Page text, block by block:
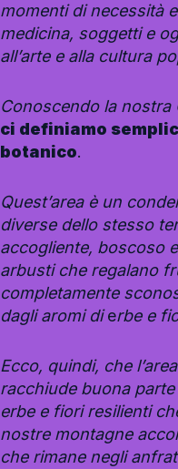
momenti di necessità
medicina, soggetti e
all’arte e alla cultura
Conoscendo la nostra
ci definiamo
botanico.
Quest’area è un
diverse dello stesso
accogliente, boscoso
arbusti che regalano
completamente
dagli aromi dierbe e
Ecco, quindi, che
racchiude buona
erbe e fiori resilienti
nostre montagne
che rimane negli